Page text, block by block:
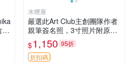
原
水狸屋
嚴選此Art Club主創團隊作者
親筆簽名照，3寸照片附原裝
卡磚。收藏級面簽照，適合藝
術愛好者收藏與展示。 3寸
簽名 照片
$1,150 95折
折扣碼